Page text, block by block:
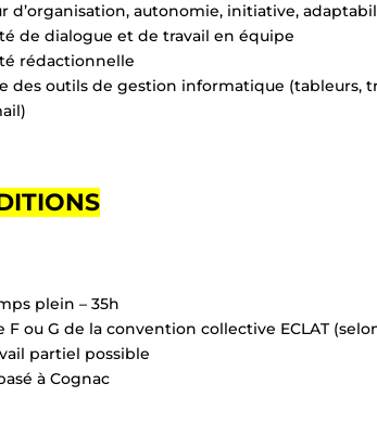
d’organisation, autonomie, initiative,
de dialogue et de travail en équipe
rédactionnelle
des outils de gestion informatique (tableurs,
plein – 35h
F ou G de la convention collective ECLAT
partiel possible
à Cognac